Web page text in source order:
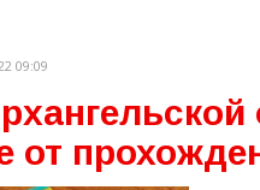
09:09
от